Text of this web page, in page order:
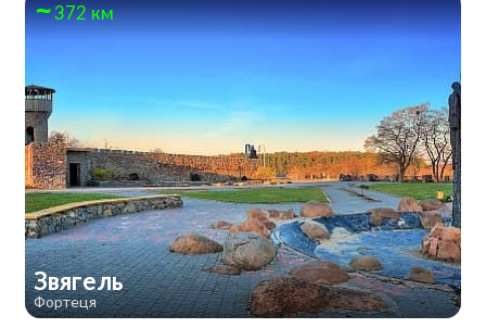
372 км
Звягель
Фортеця